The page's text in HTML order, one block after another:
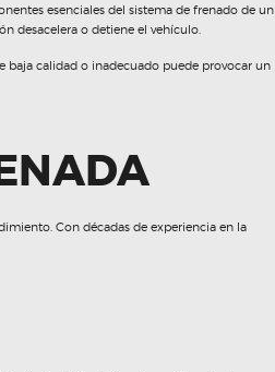
esenciales del sistema de frenado de un
desacelera o detiene el vehículo.
baja calidad o inadecuado puede provocar un
Con décadas de experiencia en la